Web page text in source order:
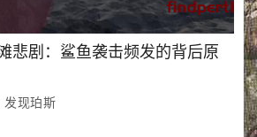
悲剧：鲨鱼袭击频发的背后原
发现珀斯